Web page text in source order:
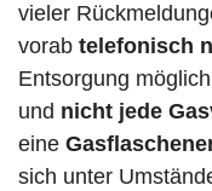
vieler
vorab telefonisch
Entsorgung
und nicht jede
eine
sich unter